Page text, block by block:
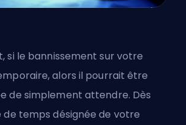
si le bannissement sur votre
alors il pourrait être
de simplement attendre. Dès
de temps désignée de votre